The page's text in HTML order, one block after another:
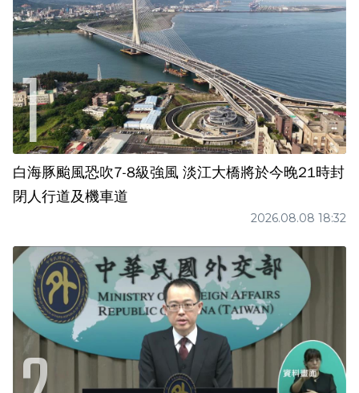
白海豚颱風恐吹7-8級強風 淡江大橋將於今晚21時封
閉人行道及機車道
2026.08.08 18:32